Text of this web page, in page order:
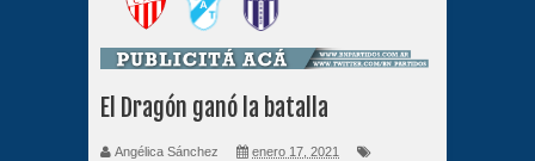
El Dragón ganó la batalla
Angélica Sánchez
enero 17, 2021